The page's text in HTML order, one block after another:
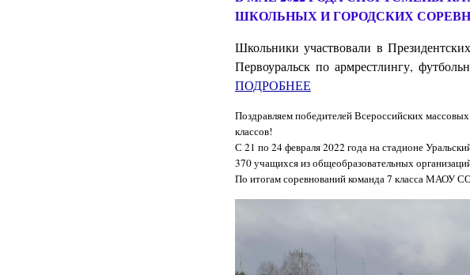
ШКОЛЬНЫХ И ГОРОДСКИХ
Школьники участвовали в
Первоуральск по армрестлингу,
ПОДРОБНЕЕ
Поздравляем победителей Всероссийских
классов!
С 21 по 24 февраля 2022 года на стадионе
370 учащихся из общеобразовательных
По итогам соревнований команда 7 класса МАОУ